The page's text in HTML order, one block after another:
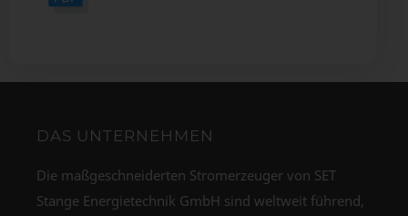
DAS UNTERNEHMEN
Die maßgeschneiderten Stromerzeuger von SET
Stange Energietechnik GmbH sind weltweit führend,